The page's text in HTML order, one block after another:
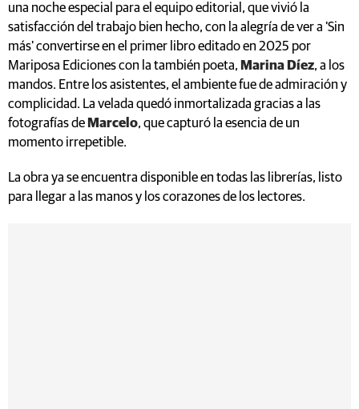
una noche especial para el equipo editorial, que vivió la
satisfacción del trabajo bien hecho, con la alegría de ver a 'Sin
más' convertirse en el primer libro editado en 2025 por
Mariposa Ediciones con la también poeta, Marina Díez, a los
mandos. Entre los asistentes, el ambiente fue de admiración y
complicidad. La velada quedó inmortalizada gracias a las
fotografías de Marcelo, que capturó la esencia de un
momento irrepetible.
La obra ya se encuentra disponible en todas las librerías, listo
para llegar a las manos y los corazones de los lectores.